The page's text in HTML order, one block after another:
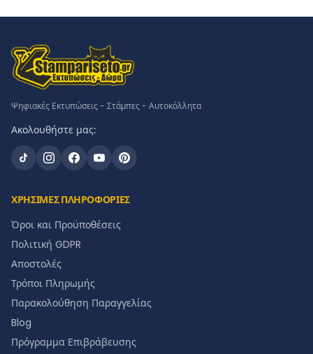
Ψηφιακές Εκτυπώσεις - Στάμπες - Αυτοκόλλητα
Ακολουθήστε μας:
ΧΡΗΣΙΜΕΣ ΠΛΗΡΟΦΟΡΙΕΣ
Όροι και Προϋποθέσεις
Πολιτική GDPR
Αποστολές
Τρόποι Πληρωμής
Παρακολούθηση Παραγγελίας
Blog
Πρόγραμμα Επιβράβευσης